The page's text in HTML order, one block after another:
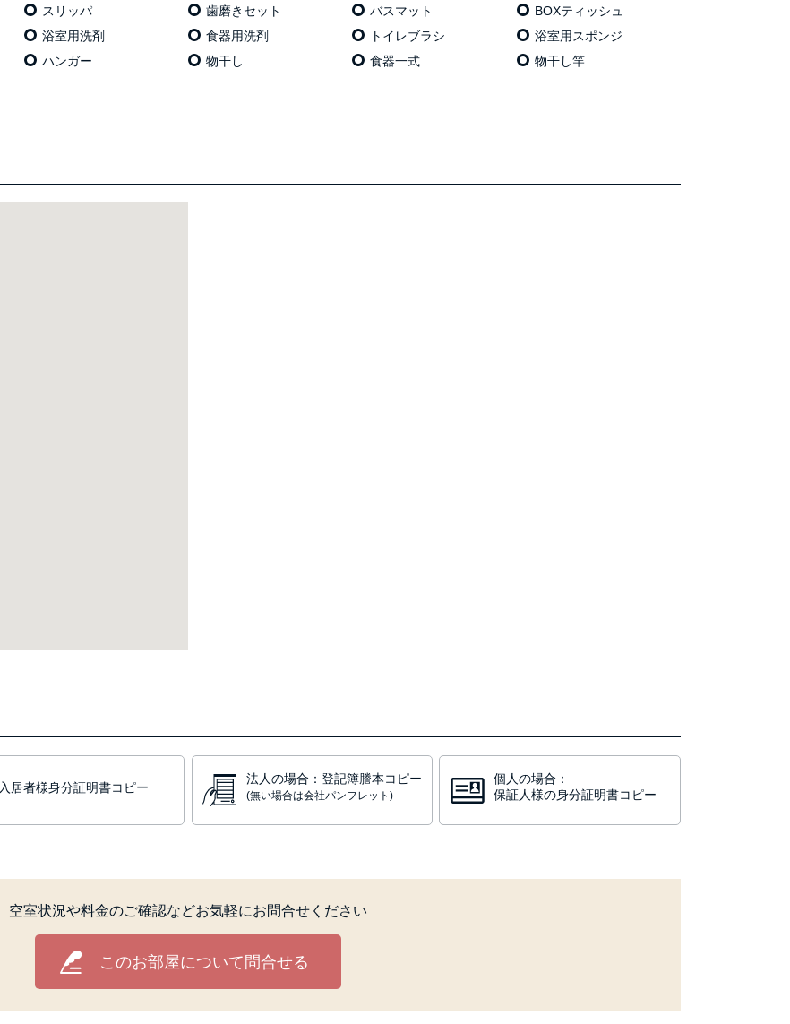
スリッパ 歯磨きセット バスマット
BOXティッシュ
浴室用洗剤 食器用洗剤 トイレブラシ
浴室用スポンジ
ハンガー 物干し 食器一式
物干し竿
入居者様身分証明書コピー
法人の場合：登記簿謄本コピー
(無い場合は会社パンフレット)
個人の場合：
保証人様の身分証明書コピー
空室状況や料金のご確認などお気軽にお問合せください
このお部屋について問合せる